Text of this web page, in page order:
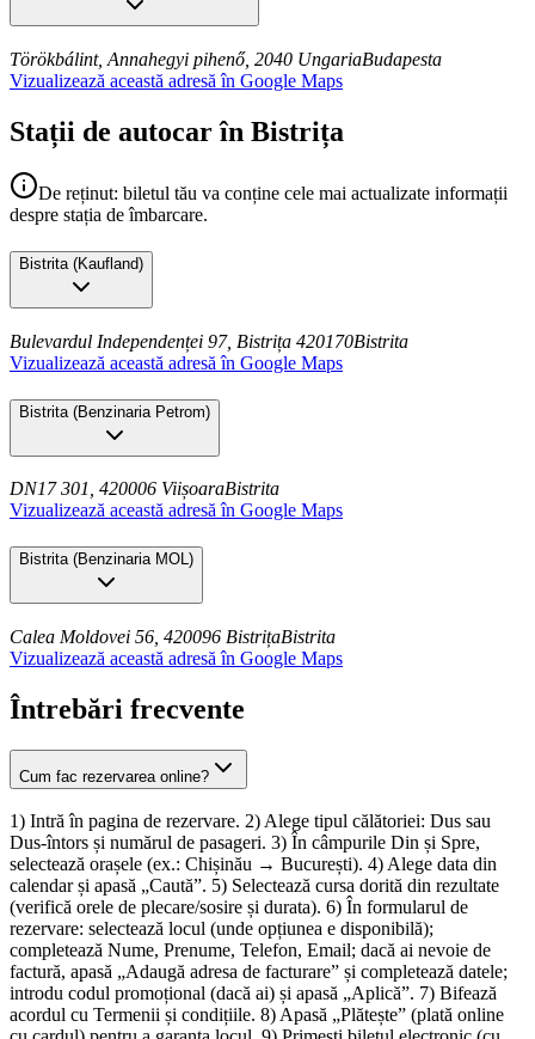
Törökbálint, Annahegyi pihenő, 2040 UngariaBudapesta
Vizualizează această adresă în Google Maps
Stații de autocar în Bistrița
De reținut: biletul tău va conține cele mai actualizate informații
despre stația de îmbarcare.
Bistrita(Kaufland)
Bulevardul Independenței 97, Bistrița 420170Bistrita
Vizualizează această adresă în Google Maps
Bistrita (Benzinaria Petrom)
DN17 301, 420006 ViișoaraBistrita
Vizualizează această adresă în Google Maps
Bistrita(Benzinaria MOL)
Calea Moldovei 56, 420096 BistrițaBistrita
Vizualizează această adresă în Google Maps
Întrebări frecvente
Cum fac rezervarea online?
1) Intră în pagina de rezervare. 2) Alege tipul călătoriei: Dus sau
Dus-întors și numărul de pasageri. 3) În câmpurile Din și Spre,
selectează orașele (ex.: Chișinău → București). 4) Alege data din
calendar și apasă „Caută”. 5) Selectează cursa dorită din rezultate
(verifică orele de plecare/sosire și durata). 6) În formularul de
rezervare: selectează locul (unde opțiunea e disponibilă);
completează Nume, Prenume, Telefon, Email; dacă ai nevoie de
factură, apasă „Adaugă adresa de facturare” și completează datele;
introdu codul promoțional (dacă ai) și apasă „Aplică”. 7) Bifează
acordul cu Termenii și condițiile. 8) Apasă „Plătește” (plată online